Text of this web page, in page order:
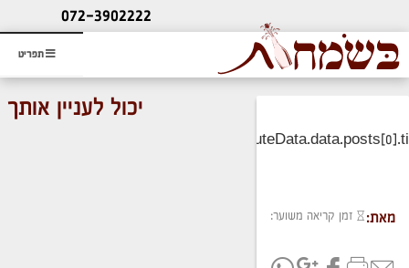
תפריט
ליעוץ חינם
והזמנת כרטיס שמחות
072-3902222
מאת: זמן קריאה משוער:
יכול לעניין אותך